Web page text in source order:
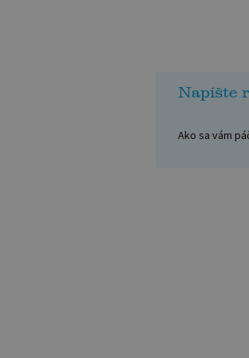
Napíšte
Ako sa vám